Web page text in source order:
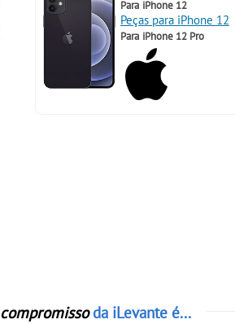
Para iPhone 12
Peças para iPhone 12
Para iPhone 12 Pro
compromissoda iLevante é...